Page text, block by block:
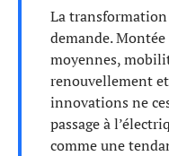
La
demande. Montée
moyennes,
renouvellement
innovations ne
passage à
comme une